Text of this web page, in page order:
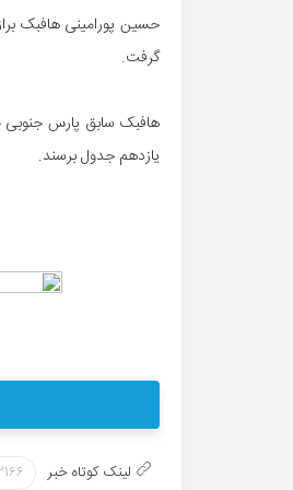
حسین پورامینی هافبک
گرفت.
یازدهم جدول برسند.
لینک کوتاه خبر